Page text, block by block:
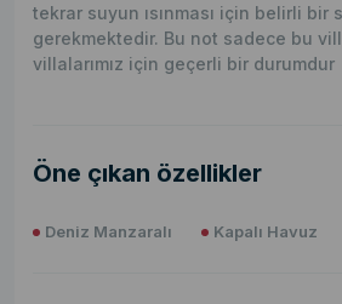
tekrar suyun ısınması için belirli bir
gerekmektedir. Bu not sadece bu
villalarımız için geçerli bir durumdur
Öne çıkan özellikler
Deniz Manzaralı Kapalı Havuz